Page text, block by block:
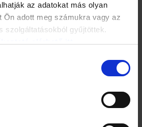
az adatokat más olyan
Ön adott meg számukra vagy az
szolgáltatásokból gyűjtöttek.